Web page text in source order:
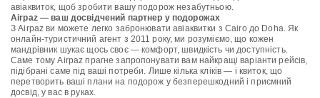
авіаквиток, щоб зробити вашу подорож незабутньою.
Airpaz — ваш досвідчений партнер у подорожах
З Airpaz ви можете легко забронювати авіаквитки з Cairo до Doha. Як
онлайн-туристичний агент з 2011 року, ми розуміємо, що кожен
мандрівник шукає щось своє — комфорт, швидкість чи доступність.
Саме тому Airpaz прагне запропонувати вам найкращі варіанти рейсів,
підібрані саме під ваші потреби. Лише кілька кліків — і квиток, що
перетворить ваші плани на подорож у безперешкодний і приємний
досвід, у вас в руках.